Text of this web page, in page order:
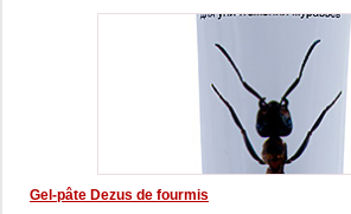
Gel-pâte Dezus de fourmis